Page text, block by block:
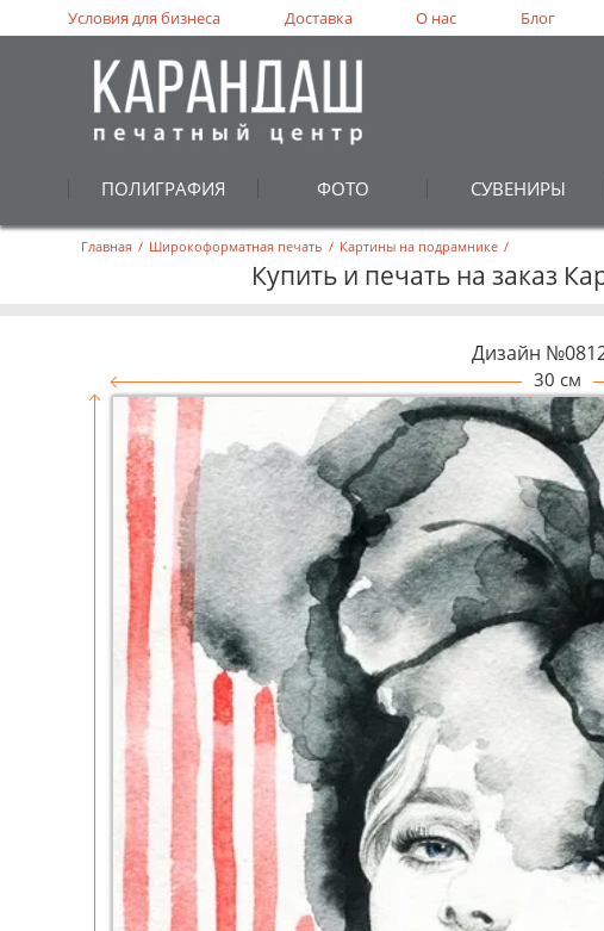
ПОЛИГРАФИЯ ФОТО СУВЕНИРЫ
Условия для бизнеса Доставка О нас Блог
Главная / Широкоформатная печать / Картины на подрамнике /
Купить и печать на заказ
Дизайн
30 см